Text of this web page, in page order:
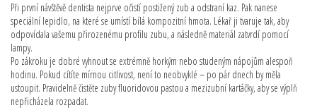
Při první návštěvě dentista nejprve očistí postižený zub a odstraní kaz. Pak nanese
speciální lepidlo, na které se umístí bílá kompozitní hmota. Lékař ji tvaruje tak, aby
odpovídala vašemu přirozenému profilu zubu, a následně materiál zatvrdí pomocí
lampy.
Po zákroku je dobré vyhnout se extrémně horkým nebo studeným nápojům alespoň
hodinu. Pokud cítíte mírnou citlivost, není to neobvyklé – po pár dnech by měla
ustoupit. Pravidelně čistěte zuby fluoridovou pastou a mezizubní kartáčky, aby se výplň
nepřicházela rozpadat.